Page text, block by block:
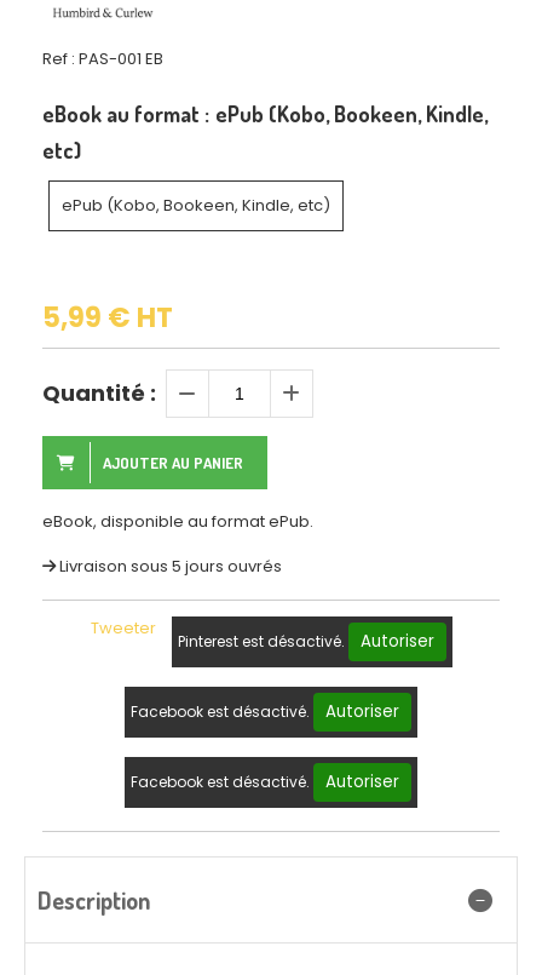
Ref : PAS-001 EB
eBook au format : ePub (Kobo, Bookeen, Kindle,
etc)
ePub (Kobo, Bookeen, Kindle, etc)
5,99 € HT
Quantité :
AJOUTER AU PANIER
eBook, disponible au format ePub.
Livraison sous 5 jours ouvrés
Tweeter
Pinterest est désactivé. Autoriser
Facebook est désactivé. Autoriser
Facebook est désactivé. Autoriser
Description